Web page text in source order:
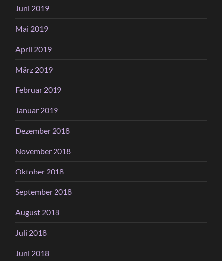
Juni 2019
Mai 2019
April 2019
März 2019
Februar 2019
Januar 2019
Dezember 2018
November 2018
Oktober 2018
September 2018
August 2018
Juli 2018
Juni 2018